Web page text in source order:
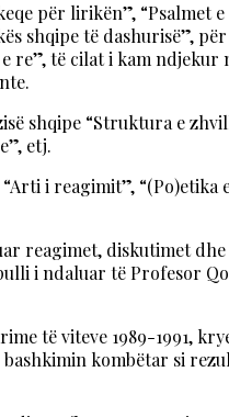
për lirikën”, “Psalmet
shqipe të dashurisë”,
re”, të cilat i kam ndjekur
shqipe “Struktura e
etj.
i reagimit”, “(Po)etika
reagimet, diskutimet
i ndaluar të Profesor
të viteve 1989-1991,
kombëtar si